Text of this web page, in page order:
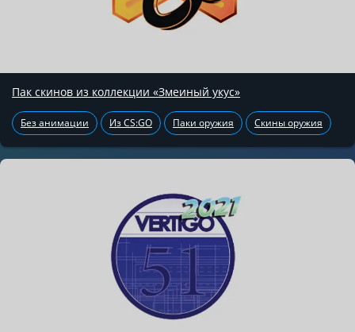
Пак скинов из коллекции «Змеиный укус»
Без анимации Из CS:GO Паки оружия Скины оружия